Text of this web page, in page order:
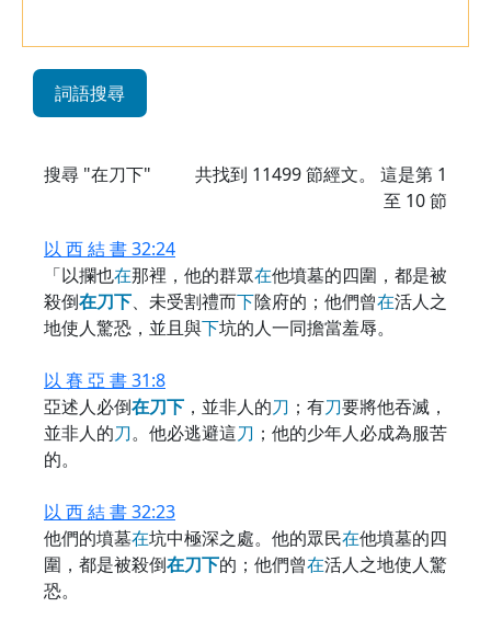
詞語搜尋
搜尋 "在刀下" 共找到 11499節經文。 這是第 1
至 10 節
以 西 結 書 32:24
「以攔也在那裡，他的群眾在他墳墓的四圍，都是被
殺倒在刀下、未受割禮而下陰府的；他們曾在活人之
地使人驚恐，並且與下坑的人一同擔當羞辱。
以 賽 亞 書 31:8
亞述人必倒在刀下 ，並非人的刀 ；有刀要將他吞滅，
並非人的刀。他必逃避這刀 ；他的少年人必成為服苦
的。
以 西 結 書 32:23
他們的墳墓在坑中極深之處。他的眾民在他墳墓的四
圍，都是被殺倒在刀下的；他們曾在活人之地使人驚
恐。